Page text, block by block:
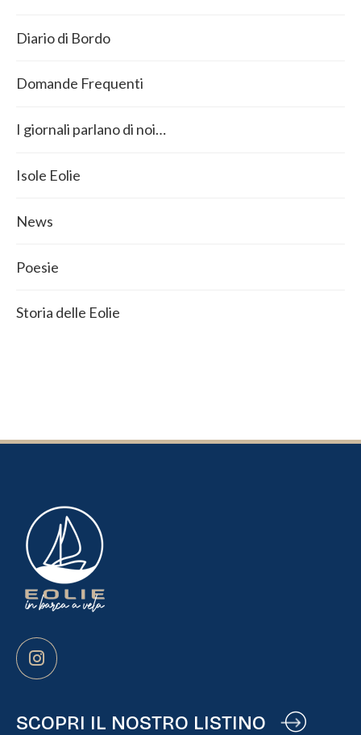
Diario di Bordo
Domande Frequenti
I giornali parlano di noi…
Isole Eolie
News
Poesie
Storia delle Eolie
SCOPRI IL NOSTRO LISTINO